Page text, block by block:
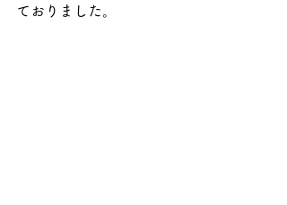
ておりました。